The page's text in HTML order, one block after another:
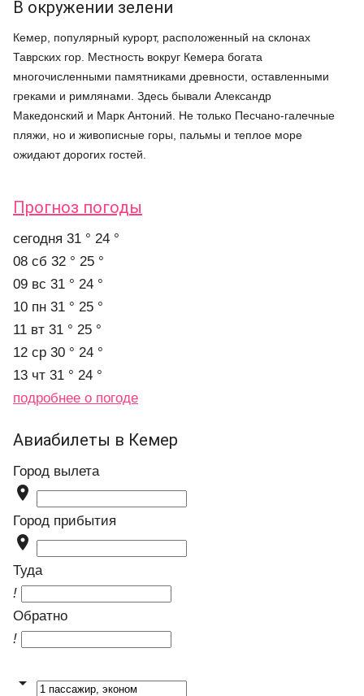
В окружении зелени
Кемер, популярный курорт, расположенный на склонах
Таврских гор. Местность вокруг Кемера богата
многочисленными памятниками древности, оставленными
греками и римлянами. Здесь бывали Александр
Македонский и Марк Антоний. Не только Песчано-галечные
пляжи, но и живописные горы, пальмы и теплое море
ожидают дорогих гостей.
Прогноз погоды
cегодня 31 ° 24 °
08 сб 32 ° 25 °
09 вс 31 ° 24 °
10 пн 31 ° 25 °
11 вт 31 ° 25 °
12 ср 30 ° 24 °
13 чт 31 ° 24 °
подробнее о погоде
Авиабилеты в Кемер
Город вылета

Город прибытия

Туда
!
Обратно
!
